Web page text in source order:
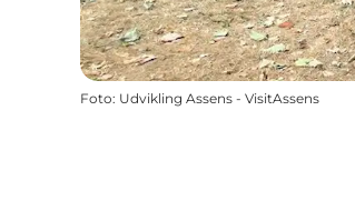
Foto: Udvikling Assens - VisitAssens